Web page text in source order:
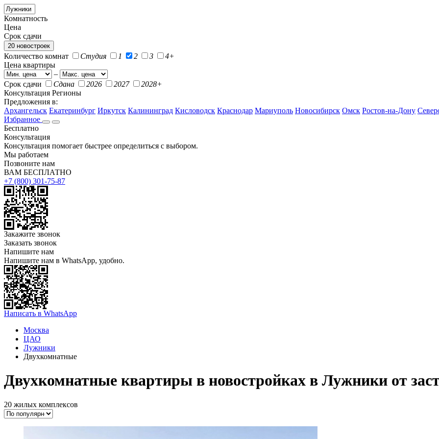
Комнатность
Цена
Срок сдачи
20 новостроек
Количество комнат Студия 1 2 3
4+
Цена квартиры
–
Срок сдачи
Сдана 2026 2027
2028+
Консультация Регионы
Предложения в:
Архангельск Екатеринбург Иркутск Калининград Кисловодск Краснодар Мариуполь Новосибирск Омск Ростов-на-Дону
Избранное
Бесплатно
Консультация
Консультация помогает быстрее определиться с выбором.
Мы работаем
Позвоните нам
ВАМ БЕСПЛАТНО
+7 (800) 301-75-87
Закажите звонок
Заказать звонок
Напишите нам
Напишите нам в WhatsApp, удобно.
Написать в WhatsApp
Москва
ЦАО
Лужники
Двухкомнатные
Двухкомнатные квартиры в новостройках в Лужники от
20 жилых комплексов